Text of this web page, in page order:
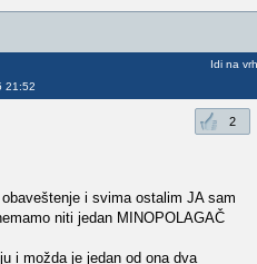
21:52
Idi na vrh
2
i svima ostalim JA sam
niti jedan MINOPOLAGAČ
i možda je jedan od ona dva